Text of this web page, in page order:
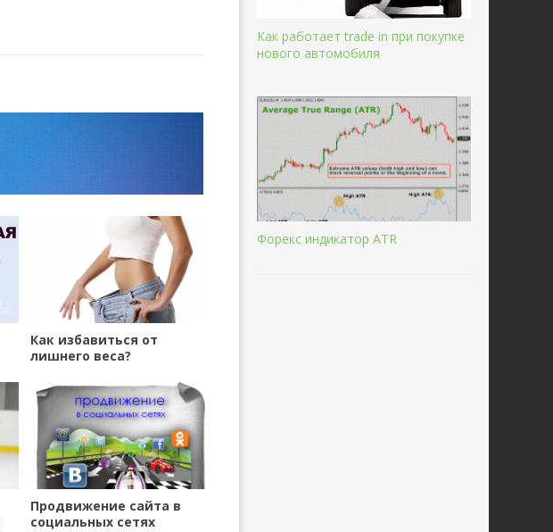
Как избавиться от
лишнего веса?
Продвижение сайта в
социальных сетях
Как работает trade in при покупке
нового автомобиля
Форекс индикатор ATR